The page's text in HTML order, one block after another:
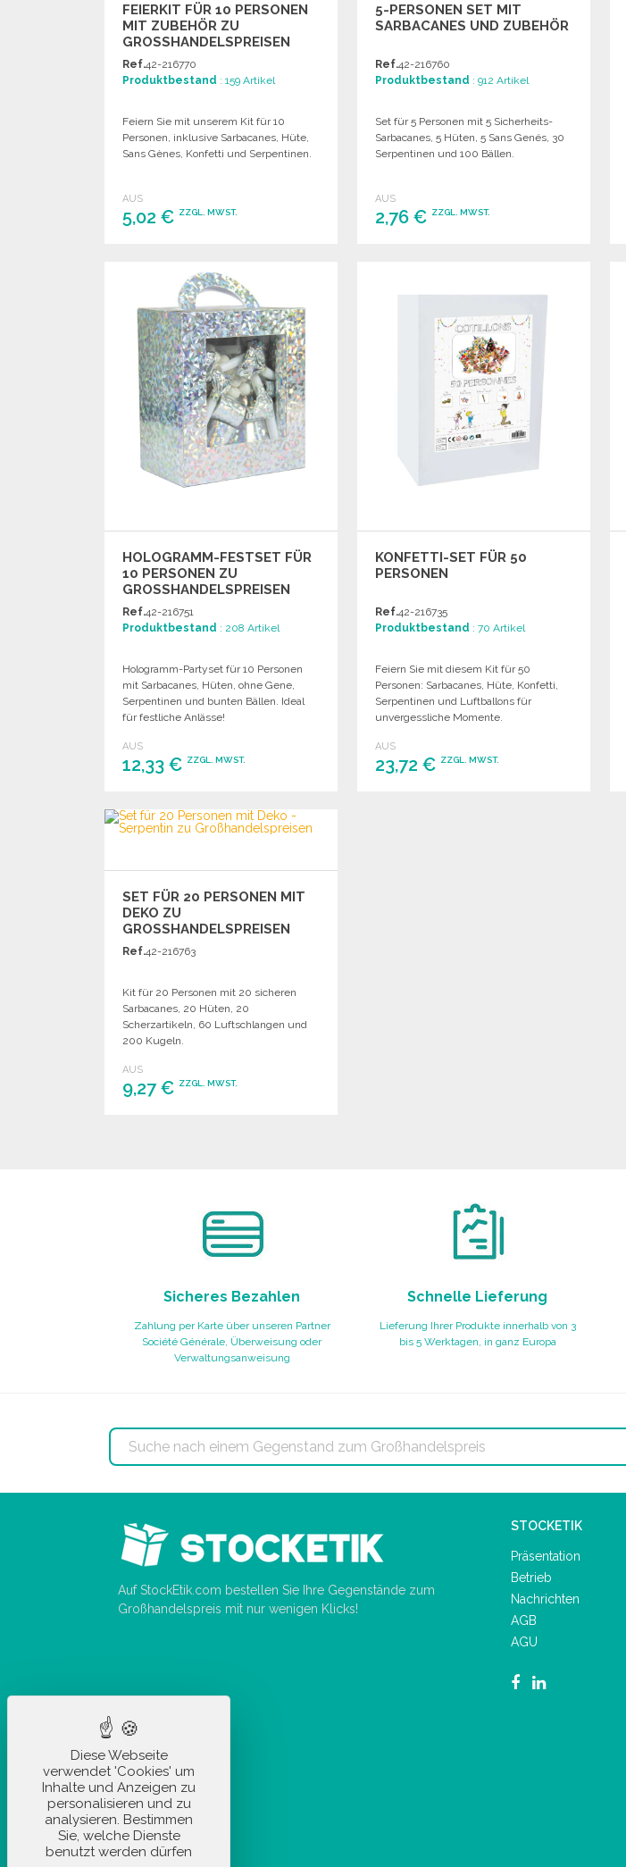
FEIERKIT FÜR 10 PERSONEN
MIT ZUBEHÖR ZU
GROSSHANDELSPREISEN
Ref.42-216770
Produktbestand : 159 Artikel
Feiern Sie mit unserem Kit für 10
Personen, inklusive Sarbacanes, Hüte,
Sans Gènes, Konfetti und Serpentinen.
AUS
5,02 € ZZGL. MWST.
Angebot anfordern
5-PERSONEN SET MIT
SARBACANES UND ZUBEHÖR
Ref.42-216760
Produktbestand : 912 Artikel
Set für 5 Personen mit 5 Sicherheits-
Sarbacanes, 5 Hüten, 5 Sans Genés, 30
Serpentinen und 100 Bällen.
AUS
2,76 € ZZGL. MWST.
HOLOGRAMM-FESTSET FÜR
10 PERSONEN ZU
GROSSHANDELSPREISEN
Ref.42-216751
Produktbestand : 208 Artikel
Hologramm-Partyset für 10 Personen
mit Sarbacanes, Hüten, ohne Gene,
Serpentinen und bunten Bällen. Ideal
für festliche Anlässe!
AUS
12,33 € ZZGL. MWST.
Angebot anfordern
KONFETTI-SET FÜR 50
PERSONEN
Ref.42-216735
Produktbestand : 70 Artikel
Feiern Sie mit diesem Kit für 50
Personen: Sarbacanes, Hüte, Konfetti,
Serpentinen und Luftballons für
unvergessliche Momente.
AUS
23,72 € ZZGL. MWST.
SET FÜR 20 PERSONEN MIT
DEKO ZU
GROSSHANDELSPREISEN
Ref.42-216763
Kit für 20 Personen mit 20 sicheren
Sarbacanes, 20 Hüten, 20
Scherzartikeln, 60 Luftschlangen und
200 Kugeln.
AUS
9,27 € ZZGL. MWST.
Sicheres Bezahlen
Zahlung per Karte über unseren Partner
Société Générale, Überweisung oder
Verwaltungsanweisung
Schnelle Lieferung
Lieferung Ihrer Produkte innerhalb von 3
bis 5 Werktagen, in ganz Europa
Auf StockEtik.com bestellen Sie Ihre Gegenstände zum
Großhandelspreis mit nur wenigen Klicks!
STOCKETIK
Präsentation
Betrieb
Nachrichten
AGB
AGU
Diese Webseite
verwendet 'Cookies' um
Inhalte und Anzeigen zu
personalisieren und zu
analysieren. Bestimmen
Sie, welche Dienste
benutzt werden dürfen